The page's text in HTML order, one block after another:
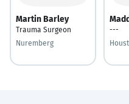
Martin Barley
Trauma Surgeon
Nuremberg
---